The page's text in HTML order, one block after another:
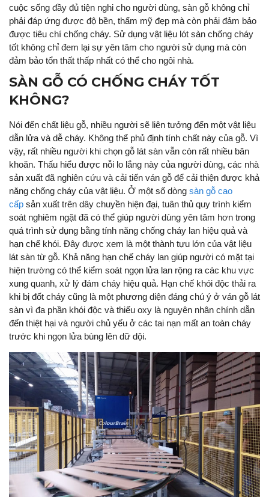
cuộc sống đầy đủ tiện nghi cho người dùng, sàn gỗ không chỉ
phải đáp ứng được độ bền, thẩm mỹ đẹp mà còn phải đảm bảo
được tiêu chí chống cháy. Sử dụng vật liệu lót sàn chống cháy
tốt không chỉ đem lại sự yên tâm cho người sử dụng mà còn
đảm bảo tổn thất thấp nhất có thể cho ngôi nhà.
SÀN GỖ CÓ CHỐNG CHÁY TỐT
KHÔNG?
Nói đến chất liệu gỗ, nhiều người sẽ liên tưởng đến một vật liệu
dẫn lửa và dễ cháy. Không thể phủ định tính chất này của gỗ. Vì
vậy, rất nhiều người khi chọn gỗ lát sàn vẫn còn rất nhiều băn
khoăn. Thấu hiểu được nỗi lo lắng này của người dùng, các nhà
sản xuất đã nghiên cứu và cải tiến ván gỗ để cải thiện được khả
năng chống cháy của vật liệu. Ở một số dòng sàn gỗ cao
cấp sản xuất trên dây chuyền hiện đại, tuân thủ quy trình kiểm
soát nghiêm ngặt đã có thể giúp người dùng yên tâm hơn trong
quá trình sử dụng bằng tính năng chống cháy lan hiệu quả và
hạn chế khói. Đây được xem là một thành tựu lớn của vật liệu
lát sàn từ gỗ. Khả năng hạn chế cháy lan giúp người có mặt tại
hiện trường có thể kiểm soát ngọn lửa lan rộng ra các khu vực
xung quanh, xử lý đám cháy hiệu quả. Hạn chế khói độc thải ra
khi bị đốt cháy cũng là một phương diện đáng chú ý ở ván gỗ lát
sàn vì đa phần khói độc và thiếu oxy là nguyên nhân chính dẫn
đến thiệt hại và người chủ yếu ở các tai nạn mất an toàn cháy
trước khi ngọn lửa bùng lên dữ dội.